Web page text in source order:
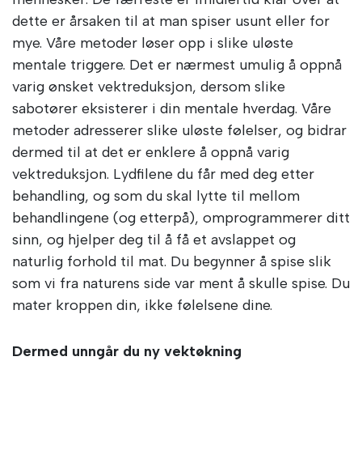
dette er årsaken til at man spiser usunt eller for
mye. Våre metoder løser opp i slike uløste
mentale triggere. Det er nærmest umulig å oppnå
varig ønsket vektreduksjon, dersom slike
sabotører eksisterer i din mentale hverdag. Våre
metoder adresserer slike uløste følelser, og bidrar
dermed til at det er enklere å oppnå varig
vektreduksjon. Lydfilene du får med deg etter
behandling, og som du skal lytte til mellom
behandlingene (og etterpå), omprogrammerer ditt
sinn, og hjelper deg til å få et avslappet og
naturlig forhold til mat. Du begynner å spise slik
som vi fra naturens side var ment å skulle spise. Du
mater kroppen din, ikke følelsene dine.
Dermed unngår du ny vektøkning